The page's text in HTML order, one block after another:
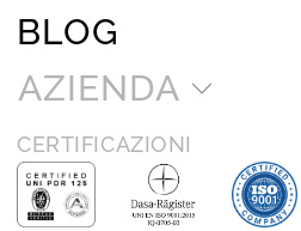
BLOG
AZIENDA
CERTIFICAZIONI